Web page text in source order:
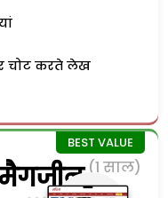
चोट करते लेख
मैगजीन (1 साल)